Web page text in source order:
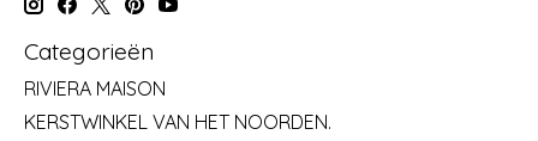
Categorieën
RIVIERA MAISON
KERSTWINKEL VAN HET NOORDEN.